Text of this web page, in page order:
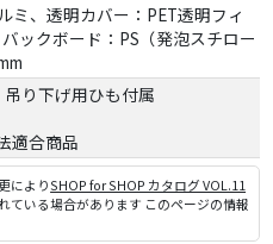
ミ、透明カバー：PET透明フィ
ックボード：PS（発泡スチロー
り下げ用ひも付属
適合商品
によりSHOP for SHOP カタログ VOL.11
ている場合があります このページの情報